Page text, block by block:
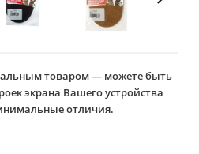
товаром — можете быть
экрана Вашего устройства
отличия.